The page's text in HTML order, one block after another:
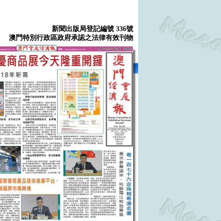
新聞出版局登記編號 336號
澳門特別行政區政府承認之法律有效刊物